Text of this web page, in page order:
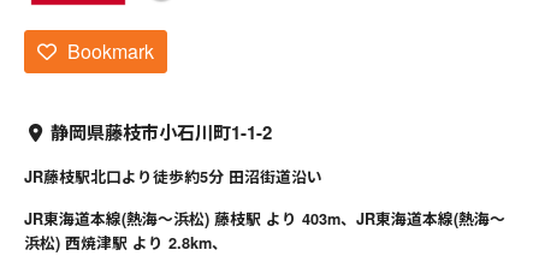
Bookmark
静岡県藤枝市小石川町1-1-2
JR藤枝駅北口より徒歩約5分 田沼街道沿い
JR東海道本線(熱海～浜松) 藤枝駅 より 403m、JR東海道本線(熱海～
浜松) 西焼津駅 より 2.8km、